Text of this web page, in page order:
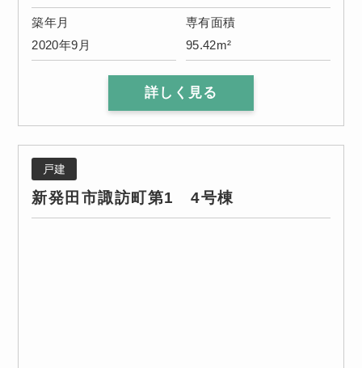
築年月
2020年9月
専有面積
95.42m²
詳しく見る
戸建
新発田市諏訪町第1 4号棟